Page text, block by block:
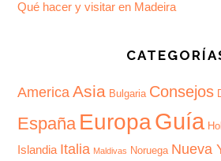
Qué hacer y visitar en Madeira
America Asia Bulgaria Consejos
España EuropaGuía
Islandia Italia Maldivas Noruega Nueva